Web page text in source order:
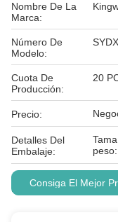
Nombre De La
Marca:
Número De
Modelo:
Cuota De
Producción:
20
Precio:
Detalles Del
Embalaje:
Condiciones De
Pago:
En
Consiga El Mejor